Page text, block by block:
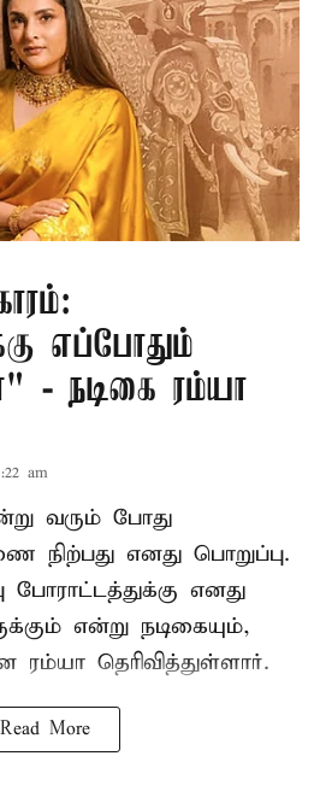
எப்போதும்
- நடிகை ரம்யா
am
வரும் போது
நிற்பது எனது பொறுப்பு.
எனது
என்று நடிகையும்,
ரம்யா தெரிவித்துள்ளார்.
Read More